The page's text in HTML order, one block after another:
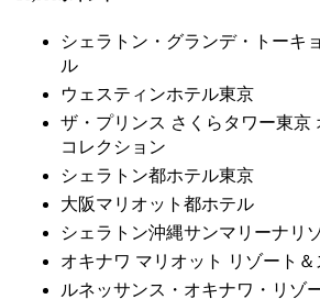
シェラトン・グランデ・トーキ
ル
ウェスティンホテル東京
ザ・プリンス さくらタワー東京
コレクション
シェラトン都ホテル東京
大阪マリオット都ホテル
シェラトン沖縄サンマリーナリ
オキナワ マリオット リゾート＆
ルネッサンス・オキナワ・リゾ